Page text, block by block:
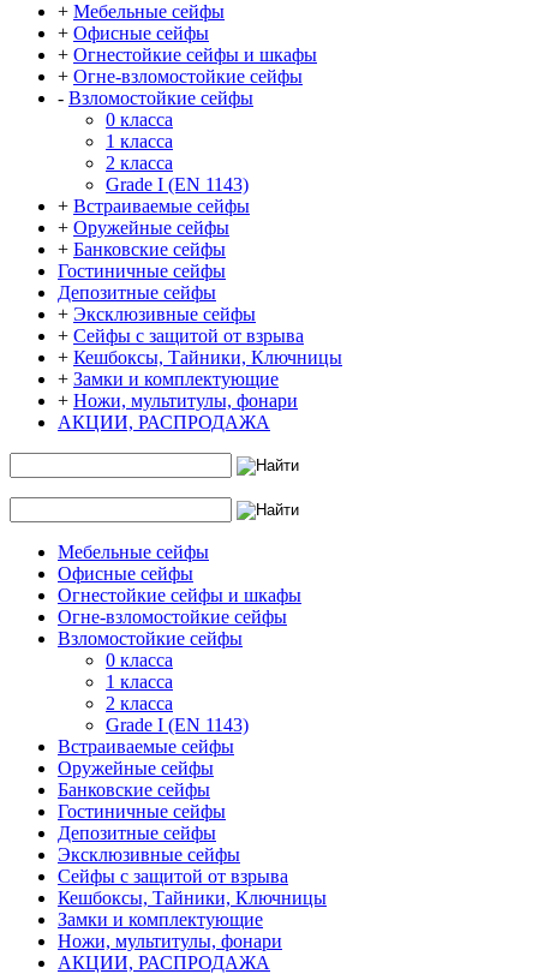
+ Мебельные сейфы
+ Офисные сейфы
+ Огнестойкие сейфы и шкафы
+ Огне-взломостойкие сейфы
- Взломостойкие сейфы
0 класса
1 класса
2 класса
Grade I (EN 1143)
+ Встраиваемые сейфы
+ Оружейные сейфы
+ Банковские сейфы
Гостиничные сейфы
Депозитные сейфы
+ Эксклюзивные сейфы
+ Сейфы с защитой от взрыва
+ Кешбоксы, Тайники, Ключницы
+ Замки и комплектующие
+ Ножи, мультитулы, фонари
АКЦИИ, РАСПРОДАЖА
Мебельные сейфы
Офисные сейфы
Огнестойкие сейфы и шкафы
Огне-взломостойкие сейфы
Взломостойкие сейфы
0 класса
1 класса
2 класса
Grade I (EN 1143)
Встраиваемые сейфы
Оружейные сейфы
Банковские сейфы
Гостиничные сейфы
Депозитные сейфы
Эксклюзивные сейфы
Сейфы с защитой от взрыва
Кешбоксы, Тайники, Ключницы
Замки и комплектующие
Ножи, мультитулы, фонари
АКЦИИ, РАСПРОДАЖА